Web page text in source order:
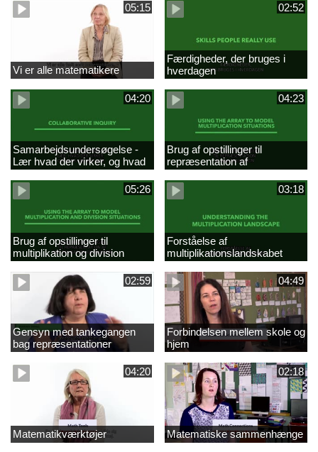
05:15
Vi er alle matematikere
02:52
Færdigheder, der bruges i
hverdagen
04:20
Samarbejdsundersøgelse -
Lær hvad der virker, og hvad
der ikke gør
04:23
Brug af opstillinger til
repræsentation af
multiplikationer
05:26
Brug af opstillinger til
multiplikation og division
03:18
Forståelse af
multiplikationslandskabet
02:59
Gensyn med tankegangen
bag repræsentationer
04:49
Forbindelsen mellem skole og
hjem
04:20
Matematikværktøjer
02:18
Matematiske sammenhænge